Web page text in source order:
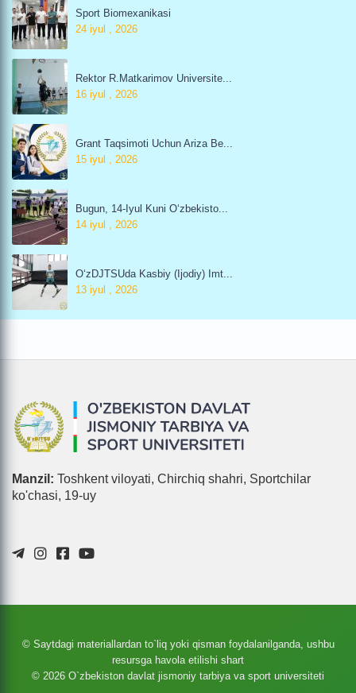
Sport Biomexanikasi
24 iyul , 2026
Rektor R.Matkarimov Universite...
16 iyul , 2026
Grant Taqsimoti Uchun Ariza Be...
15 iyul , 2026
Bugun, 14-Iyul Kuni O‘zbekisto...
14 iyul , 2026
O‘zDJTSUda Kasbiy (ijodiy) Imt...
13 iyul , 2026
Manzil: Toshkent viloyati, Chirchiq shahri, Sportchilar
ko'chasi, 19-uy
© Saytdagi materiallardan to`liq yoki qisman foydalanilganda, ushbu
resursga havola etilishi shart
© 2026 O`zbekiston davlat jismoniy tarbiya va sport universiteti